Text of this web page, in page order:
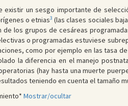
un sesgo importante de
o etnias3 (las clases sociales
los grupos de cesáreas
o programadas estuviese
como por ejemplo en las tasa
la diferencia en el manejo
(hay hasta una muerte
teniendo en cuenta el tamaño
Mostrar/ocultar